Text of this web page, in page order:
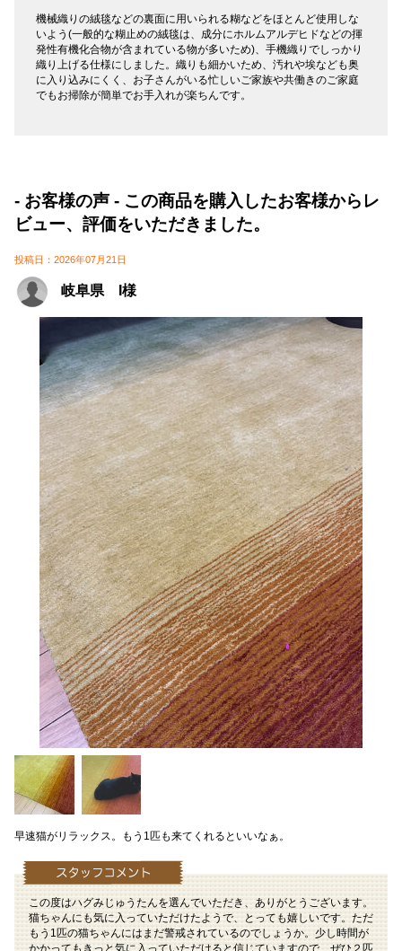
機械織りの絨毯などの裏面に用いられる糊などをほとんど使用しな
いよう(一般的な糊止めの絨毯は、成分にホルムアルデヒドなどの揮
発性有機化合物が含まれている物が多いため)、手機織りでしっかり
織り上げる仕様にしました。織りも細かいため、汚れや埃なども奥
に入り込みにくく、お子さんがいる忙しいご家族や共働きのご家庭
でもお掃除が簡単でお手入れが楽ちんです。
- お客様の声 - この商品を購入したお客様からレ
ビュー、評価をいただきました。
投稿日：2026年07月21日
岐阜県 I様
早速猫がリラックス。もう1匹も来てくれるといいなぁ。
この度はハグみじゅうたんを選んでいただき、ありがとうございます。
猫ちゃんにも気に入っていただけたようで、とっても嬉しいです。ただ
もう1匹の猫ちゃんにはまだ警戒されているのでしょうか。少し時間が